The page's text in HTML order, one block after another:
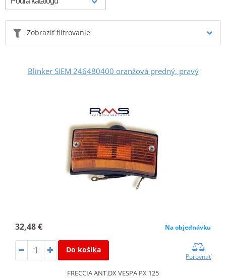
Zobraziť filtrovanie
Blinker SIEM 246480400 oranžová predný, pravý
32,48 € Na objednávku
Do košíka
Porovnať
FRECCIA ANT.DX VESPA PX 125